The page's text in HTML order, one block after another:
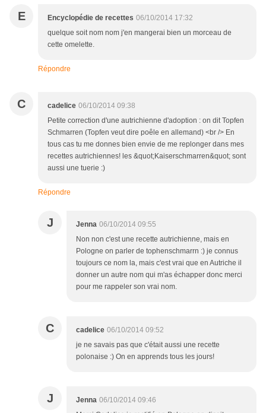
E Encyclopédie de recettes 06/10/2014 17:32
quelque soit nom nom j'en mangerai bien un morceau de
cette omelette.
Répondre
C cadelice 06/10/2014 09:38
Petite correction d'une autrichienne d'adoption : on dit Topfen
Schmarren (Topfen veut dire poêle en allemand) <br /> En
tous cas tu me donnes bien envie de me replonger dans mes
recettes autrichiennes! les &quot;Kaiserschmarren&quot; sont
aussi une tuerie :)
Répondre
J Jenna 06/10/2014 09:55
Non non c'est une recette autrichienne, mais en
Pologne on parler de tophenschmarrn :) je connus
toujours ce nom la, mais c'est vrai que en Autriche il
donner un autre nom qui m'as échapper donc merci
pour me rappeler son vrai nom.
C cadelice 06/10/2014 09:52
je ne savais pas que c'était aussi une recette
polonaise :) On en apprends tous les jours!
J Jenna 06/10/2014 09:46